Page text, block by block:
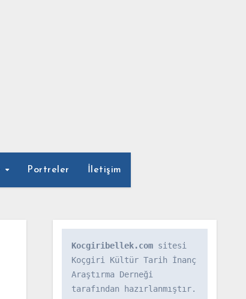
Portreler İletişim
Kocgiribellek.com sitesi
Koçgiri Kültür Tarih İnanç
Araştırma Derneği
tarafından hazırlanmıştır.